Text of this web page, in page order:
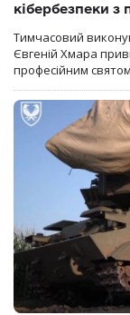
кібербезпеки
Тимчасовий
Євгеній Хмара
професійним